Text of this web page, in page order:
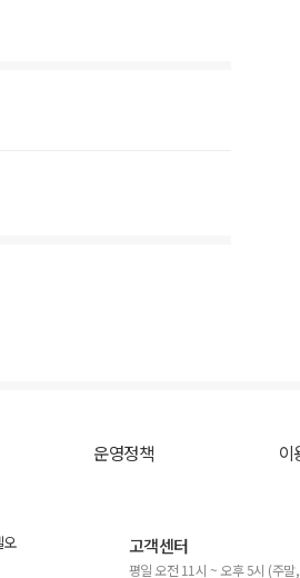
운영정책 이
오
고객센터
평일 오전 11시 ~ 오후 5시 (주말